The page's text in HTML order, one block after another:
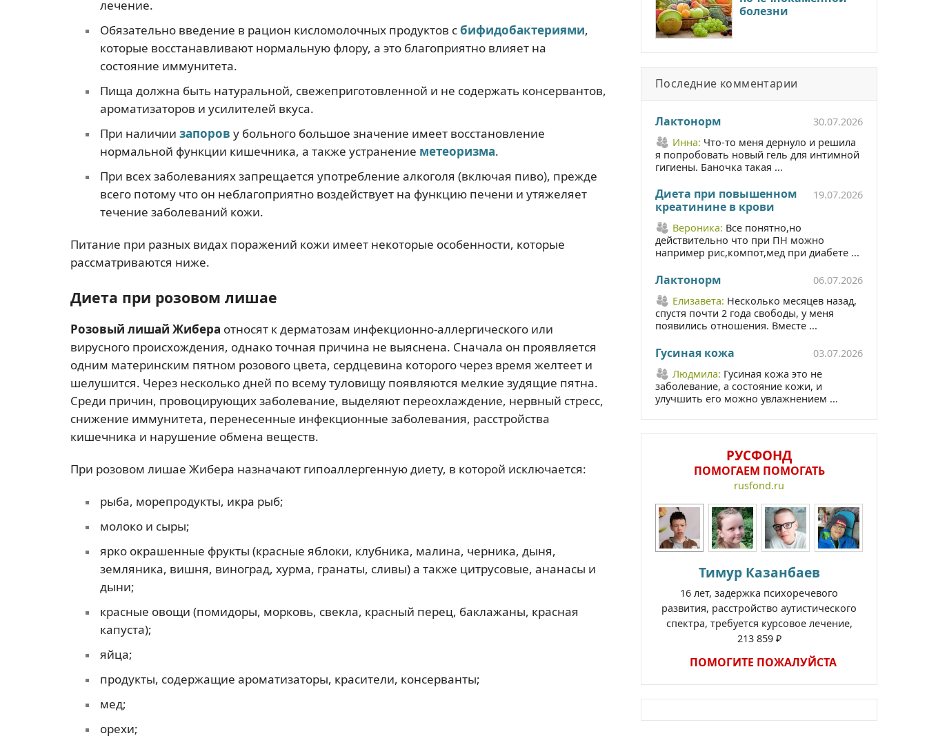
лечение.
Обязательно введение в рацион кисломолочных продуктов сбифидобактериями,
которые восстанавливают нормальную флору, а это благоприятно влияет на
состояние иммунитета.
Пища должна быть натуральной, свежеприготовленной и не содержать консервантов,
ароматизаторов и усилителей вкуса.
При наличии запоров у больного большое значение имеет восстановление
нормальной функции кишечника, а также устранение метеоризма.
При всех заболеваниях запрещается употребление алкоголя (включая пиво), прежде
всего потому что он неблагоприятно воздействует на функцию печени и утяжеляет
течение заболеваний кожи.
Питание при разных видах поражений кожи имеет некоторые особенности, которые
рассматриваются ниже.
Диета при розовом лишае
Розовый лишай Жибера относят к дерматозам инфекционно-аллергического или
вирусного происхождения, однако точная причина не выяснена. Сначала он проявляется
одним материнским пятном розового цвета, сердцевина которого через время желтеет и
шелушится. Через несколько дней по всему туловищу появляются мелкие зудящие пятна.
Среди причин, провоцирующих заболевание, выделяют переохлаждение, нервный стресс,
снижение иммунитета, перенесенные инфекционные заболевания, расстройства
кишечника и нарушение обмена веществ.
При розовом лишае Жибера назначают гипоаллергенную диету, в которой исключается:
рыба, морепродукты, икра рыб;
молоко и сыры;
ярко окрашенные фрукты (красные яблоки, клубника, малина, черника, дыня,
земляника, вишня, виноград, хурма, гранаты, сливы) а также цитрусовые, ананасы и
дыни;
красные овощи (помидоры, морковь, свекла, красный перец, баклажаны, красная
капуста);
яйца;
продукты, содержащие ароматизаторы, красители, консерванты;
мед;
орехи;
болезни
Последние комментарии
Лактонорм
30.07.2026
Инна: Что-то меня дернуло и решила
я попробовать новый гель для интимной
гигиены. Баночка такая ...
Диета при повышенном
креатинине в крови
19.07.2026
Вероника: Все понятно,но
действительно что при ПН можно
например рис,компот,мед при диабете ...
Лактонорм
06.07.2026
Елизавета: Несколько месяцев назад,
спустя почти 2 года свободы, у меня
появились отношения. Вместе ...
Гусиная кожа
03.07.2026
Людмила: Гусиная кожа это не
заболевание, а состояние кожи, и
улучшить его можно увлажнением ...
РУСФОНД
ПОМОГАЕМ ПОМОГАТЬ
rusfond.ru
Тимур Казанбаев
16 лет, задержка психоречевого
развития, расстройство аутистического
спектра, требуется курсовое лечение,
213 859 ₽
ПОМОГИТЕ ПОЖАЛУЙСТА